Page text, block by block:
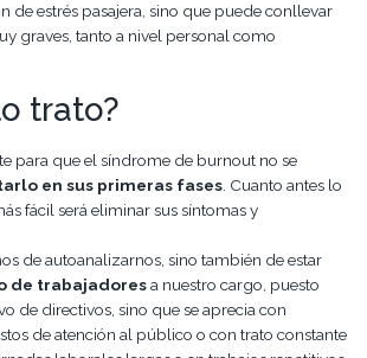
de estrés pasajera, sino que puede conllevar
graves, tanto a nivel personal como
trato?
para que el síndrome de burnout no se
en sus primeras fases. Cuanto antes lo
fácil será eliminar sus síntomas y
de autoanalizarnos, sino también de estar
de trabajadoresa nuestro cargo, puesto
de directivos, sino que se aprecia con
de atención al público o con trato constante